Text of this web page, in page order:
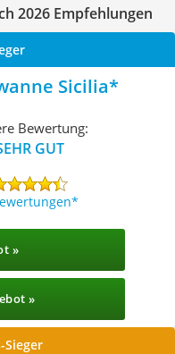
2026 Empfehlungen
Sicilia
Bewertung:
GUT
»
»
Sieger